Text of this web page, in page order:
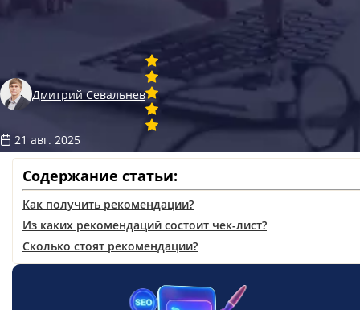
Дмитрий Севальнев
21 авг. 2025
Содержание статьи:
Как получить рекомендации?
Из каких рекомендаций состоит чек-лист?
Сколько стоят рекомендации?